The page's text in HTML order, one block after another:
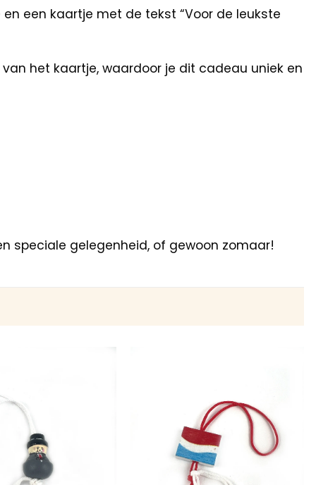
een kaartje met de tekst “Voor de leukste
het kaartje, waardoor je dit cadeau uniek en
speciale gelegenheid, of gewoon zomaar!